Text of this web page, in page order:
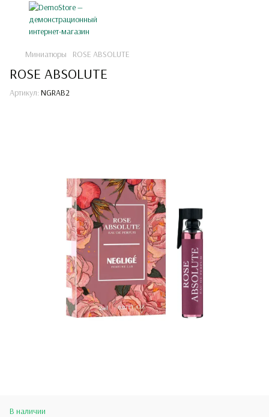
Миниатюры ROSE ABSOLUTE
ROSE ABSOLUTE
Артикул: NGRAB2
В наличии